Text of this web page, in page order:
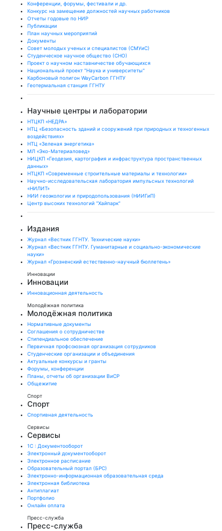
Конференции, форумы, фестивали и др.
Конкурс на замещение должностей научных работников
Отчеты годовые по НИР
Публикации
План научныx мероприятий
Документы
Совет молодых ученых и специалистов (СМУиС)
Студенческое научное общество (СНО)
Проект о научном наставничестве обучающихся
Национальный проект "Наука и университеты"
Карбоновый полигон WayCarbon ГГНТУ
Геотермальная станция ГГНТУ
Научные центры и лаборатории
НТЦКП «НЕДРА»
НТЦ «Безопасность зданий и сооружений при природных и техногенных
воздействиях»
НТЦ «Зеленая энергетика»
МЛ «Эко-Материаловед»
НИЦКП «Геодезия, картография и инфраструктура пространственных
данных»
НТЦКП «Современные строительные материалы и технологии»
Научно-исследовательская лаборатория импульсных технологий
«НИЛИТ»
НИИ геоэкологии и природопользования (НИИГиП)
Центр высоких технологий "Хайпарк"
Издания
Журнал «Вестник ГГНТУ. Технические науки»
Журнал «Вестник ГГНТУ. Гуманитарные и социально-экономические
науки»
Журнал «Грозненский естественно-научный бюллетень»
Инновации
Инновации
Инновационная деятельность
Молодёжная политика
Молодёжная политика
Нормативные документы
Соглашения о сотрудничестве
Стипендиальное обеспечение
Первичная профсоюзная организация сотрудников
Студенческие организации и объединения
Актуальные конкурсы и гранты
Форумы, конференции
Планы, отчеты об организации ВиСР
Общежитие
Спорт
Спорт
Спортивная деятельность
Сервисы
Сервисы
1С : Документооборот
Электронный документооборот
Электронное расписание
Образовательный портал (БРС)
Электронно-информационная образовательная среда
Электронная библиотека
Антиплагиат
Портфолио
Онлайн оплата
Пресс-служба
Пресс-служба